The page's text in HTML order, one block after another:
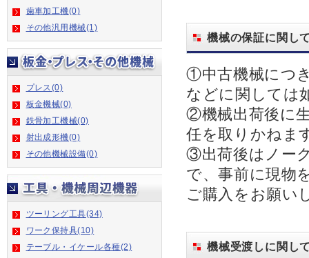
歯車加工機(0)
その他汎用機械(1)
プレス(0)
板金機械(0)
鉄骨加工機械(0)
射出成形機(0)
その他機械設備(0)
ツーリング工具(34)
ワーク保持具(10)
テーブル・イケール各種(2)
機械の保証に関し
①中古機械につ
などに関しては
②機械出荷後に
任を取りかねま
③出荷後はノー
で、事前に現物
ご購入をお願い
機械受渡しに関し